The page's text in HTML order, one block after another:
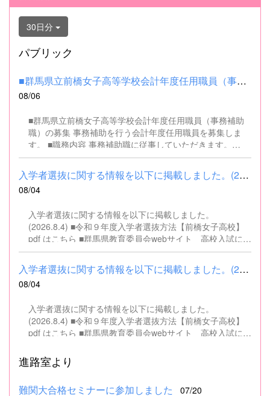
30日分
パブリック
■群馬県立前橋女子高等学校会計年度任用職員（事務補助職）の募集...
08/06
■群馬県立前橋女子高等学校会計年度任用職員（事務補助
職）の募集 事務補助を行う会計年度任用職員を募集しま
す。 ■職務内容 事務補助職に従事していただきます。
SSH（スーパーサイエンスハイスクール）事業にかかるパ
ソコンでの文書・資料作成、データ入力・整理事務、電話
対応、書類の整理、その他事務補助業務全般 ■募集人数 １
名 ■募集対象 以下の条件を満たしている方 基本的なパソコ
する方は、応募できませんので御了承ください。 （1）地
方公務員法第16条に該当する者（以下のいずれかに該当す
る人） ・禁錮以上の刑に処せられ、その執行を終わるまで
又は執行を受けることがなくなるまでの者 ・群馬県職員と
して懲戒免職の処分を受け、当該処分の日から2年を経過
しない者 ・人事委員会又は公平委員会の委員の職にあっ
て、地方公務員法第60条から第63条までに規定する罪を犯
政府を暴力で破壊することを主張する政党その他の団体を
結成し、又はこれに加入した者 （2）平成11年改正前の民
法の規定による準禁治産の宣告を受けている者（心...
入学者選抜に関する情報を以下に掲載しました。(2026.8.4) ■令和...
08/04
入学者選抜に関する情報を以下に掲載しました。
(2026.8.4) ■令和９年度入学者選抜方法【前橋女子高校】
pdf はこちら ■群馬県教育委員会webサイト 高校入試に関
するページはこちら
入学者選抜に関する情報を以下に掲載しました。(2026.8.4) ■令和...
08/04
入学者選抜に関する情報を以下に掲載しました。
(2026.8.4) ■令和９年度入学者選抜方法【前橋女子高校】
pdf はこちら ■群馬県教育委員会webサイト 高校入試に関
進路室より
難関大合格セミナーに参加しました 07/20